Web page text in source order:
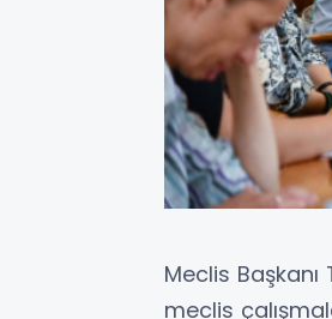
Meclis
meclis